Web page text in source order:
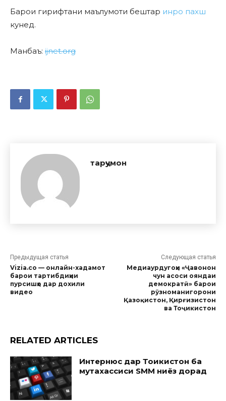
Барои гирифтани маълумоти бештар инро пахш
кунед.
Манбаъ: ijnet.org
тарҷумон
Предыдущая статья
Vizia.co — онлайн-хадамот
барои тартибдиҳии
пурсишҳо дар дохили
видео
Следующая статья
Медиаурдугоҳи «Ҷавонон
чун асоси ояндаи
демократӣ» барои
рӯзноманигорони
Қазоқистон, Қирғизистон
ва Тоҷикистон
RELATED ARTICLES
Интернюс дар Тоҷикистон ба
мутахассиси SMM ниёз дорад